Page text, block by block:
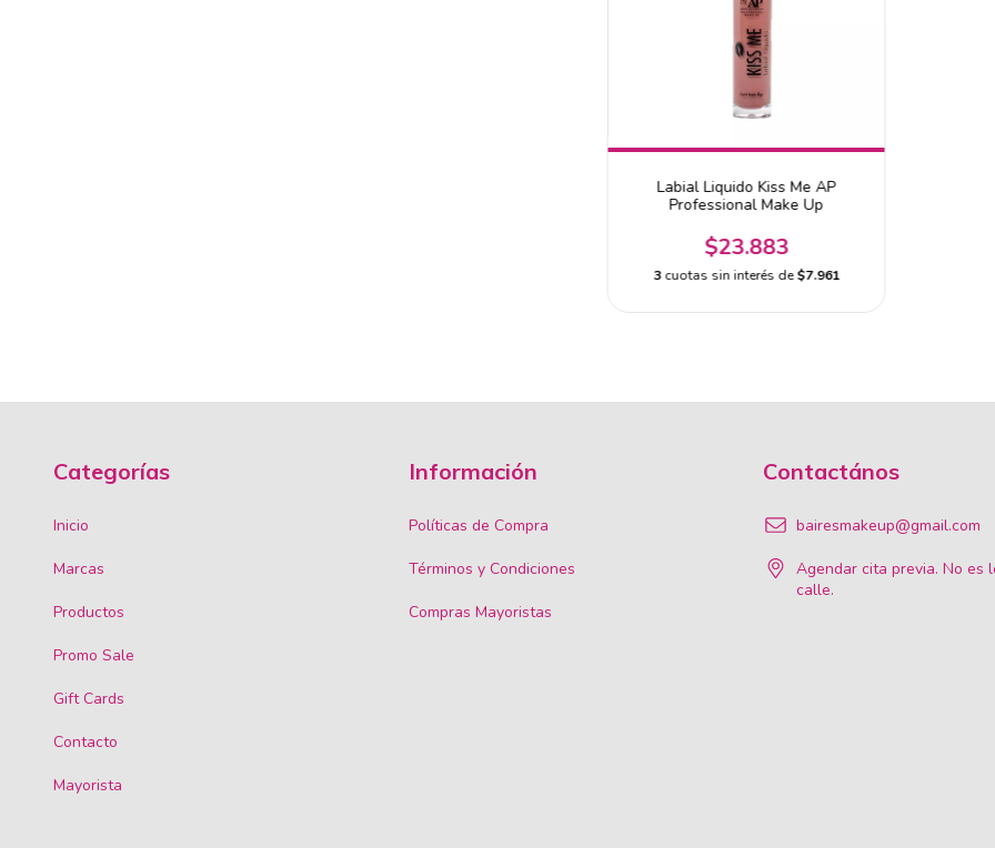
Labial Liquido Kiss Me AP
Professional Make Up
$23.883
3 cuotas sin interés de$7.961
Categorías
Inicio
Marcas
Productos
Promo Sale
Gift Cards
Contacto
Mayorista
Información
Políticas de Compra
Términos y Condiciones
Compras Mayoristas
Contactános
bairesmakeup@gmail.com
Agendar cita previa. No es
calle.